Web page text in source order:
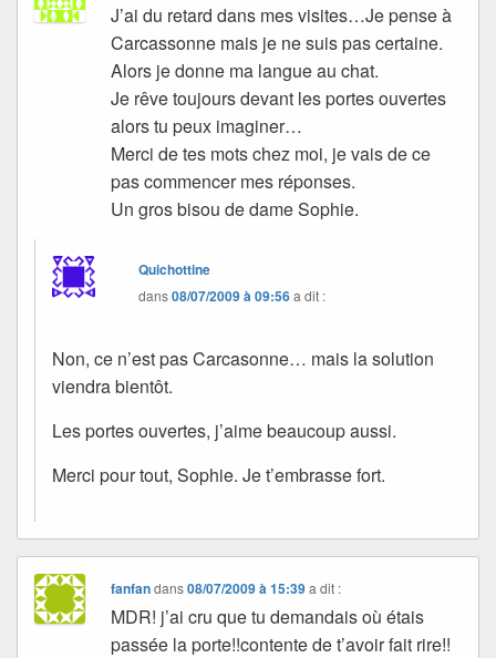
J’ai du retard dans mes visites…Je pense à
Carcassonne mais je ne suis pas certaine.
Alors je donne ma langue au chat.
Je rêve toujours devant les portes ouvertes
alors tu peux imaginer…
Merci de tes mots chez moi, je vais de ce
pas commencer mes réponses.
Un gros bisou de dame Sophie.
Quichottine
dans08/07/2009 à 09:56a dit :
Non, ce n’est pas Carcasonne… mais la solution
viendra bientôt.
Les portes ouvertes, j’aime beaucoup aussi.
Merci pour tout, Sophie. Je t’embrasse fort.
fanfandans08/07/2009 à 15:39 a dit :
MDR! j’ai cru que tu demandais où étais
passée la porte!!contente de t’avoir fait rire!!